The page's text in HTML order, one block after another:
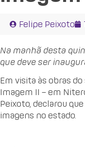
Felipe Peixoto
Na manhã desta
que deve ser
Em visita às obras
Imagem II – em
Peixoto, declarou
imagens no estado.